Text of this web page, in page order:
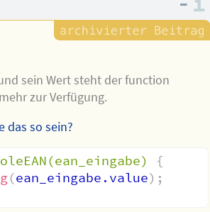
sein Wert steht der function
zur Verfügung.
das so sein?
{
(ean_eingabe.value) ;